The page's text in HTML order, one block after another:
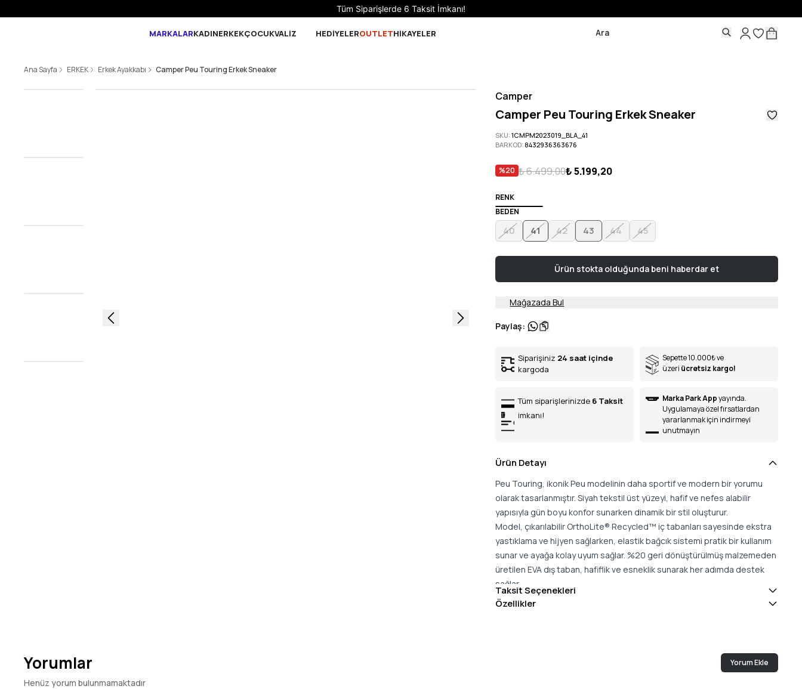
Sepette 10.000 ₺ ve üzeri Ücretsiz Kargo!
MARKALARKADINERKEKÇOCUKVALİZ HEDİYELEROUTLETHİKAYELER
Ana Sayfa ERKEK Erkek Ayakkabı Camper Peu Touring Erkek Sneaker
Camper
Camper Peu Touring Erkek Sneaker
SKU:1CMPM2023019_BLA_41
BARKOD: 8432936363676
%20 ₺ 6.499,00₺ 5.199,20
RENK
BEDEN
40 41 42 43 44 45
Ürün stokta olduğunda beni haberdar et
Mağazada Bul
Paylaş:
Siparişiniz 24 saat içinde
kargoda
Sepette 10.000₺ve
üzeri ücretsiz kargo!
Tüm siparişlerinizde 6 Taksit
imkanı!
Marka Park Appyayında.
Uygulamaya özel fırsatlardan
yararlanmak için indirmeyi
unutmayın
Ürün Detayı
Peu Touring, ikonik Peu modelinin daha sportif ve modern bir yorumu
olarak tasarlanmıştır. Siyah tekstil üst yüzeyi, hafif ve nefes alabilir
yapısıyla gün boyu konfor sunarken dinamik bir stil oluşturur.
Model, çıkarılabilir OrthoLite® Recycled™ iç tabanları sayesinde ekstra
yastıklama ve hijyen sağlarken, elastik bağcık sistemi pratik bir kullanım
sunar ve ayağa kolay uyum sağlar. %20 geri dönüştürülmüş malzemeden
üretilen EVA dış taban, hafiflik ve esneklik sunarak her adımda destek
sağlar.
Dış tabandaki belirgin kavisli yapı, yürüyüş sırasında doğal hareketi
Taksit Seçenekleri
Özellikler
Yorumlar Yorum Ekle
Henüz yorum bulunmamaktadır